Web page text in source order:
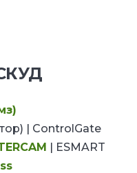
| ControlGate
| ESMART